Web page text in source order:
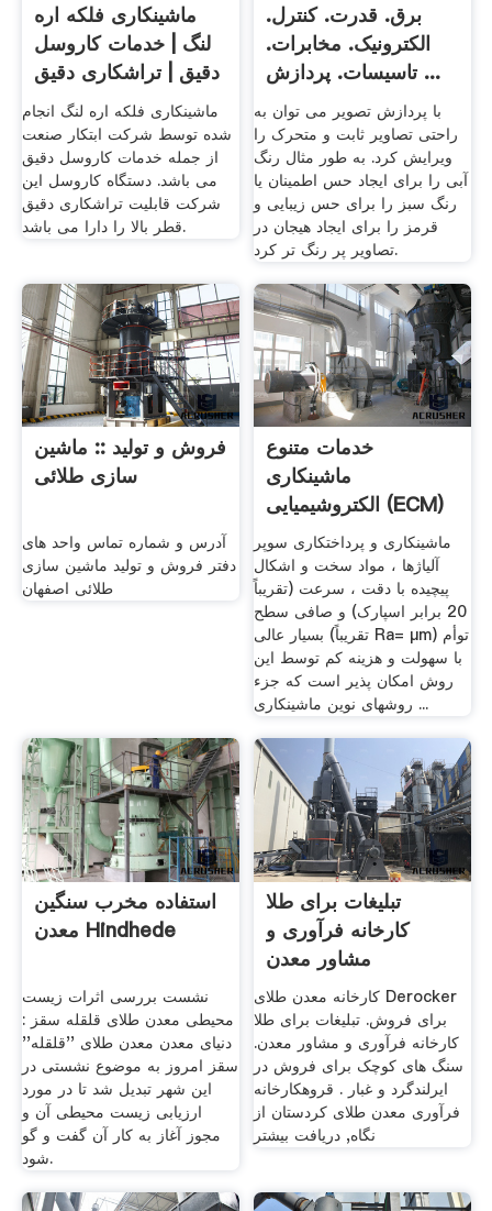
ماشینکاری فلکه اره
لنگ | خدمات کاروسل
دقیق | تراشکاری دقیق
...
ماشینکاری فلکه اره لنگ انجام
شده توسط شرکت ابتکار صنعت
از جمله خدمات کاروسل دقیق
می باشد. دستگاه کاروسل این
شرکت قابلیت تراشکاری دقیق
قطر بالا را دارا می باشد.
برق. قدرت. کنترل.
الکترونیک. مخابرات.
تاسیسات. پردازش ...
با پردازش تصویر می توان به
راحتی تصاویر ثابت و متحرک را
ویرایش کرد. به طور مثال رنگ
آبی را برای ایجاد حس اطمینان یا
رنگ سبز را برای حس زیبایی و
قرمز را برای ایجاد هیجان در
تصاویر پر رنگ تر کرد.
فروش و تولید :: ماشین
سازی طلائی
آدرس و شماره تماس واحد های
دفتر فروش و تولید ماشین سازی
طلائی اصفهان
خدمات متنوع
ماشینکاری
الکتروشیمیایی (ECM)
ماشینکاری و پرداختکاری سوپر
آلیاژها ، مواد سخت و اشکال
پیچیده با دقت ، سرعت (تقریباً
20 برابر اسپارک) و صافی سطح
بسیار عالی (تقریباً Ra= µm) توأم
با سهولت و هزینه کم توسط این
روش امکان پذیر است که جزء
روشهای نوین ماشینکاری ...
استفاده مخرب سنگین
معدن Hindhede
نشست بررسی اثرات زیست
محیطی معدن طلای قلقله سقز :
دنیای معدن معدن طلای ''قلقله''
سقز امروز به موضوع نشستی در
این شهر تبدیل شد تا در مورد
ارزیابی زیست محیطی آن و
مجوز آغاز به کار آن گفت و گو
شود.
تبلیغات برای طلا
کارخانه فرآوری و
مشاور معدن
کارخانه معدن طلای Derocker
برای فروش. تبلیغات برای طلا
کارخانه فرآوری و مشاور معدن.
سنگ های کوچک برای فروش در
ایرلندگرد و غبار . قروهکارخانه
فرآوری معدن طلای کردستان از
نگاه, دریافت بیشتر